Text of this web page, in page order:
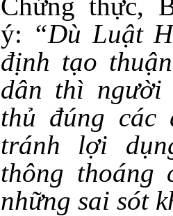
ý: “Dù Luật
định tạo
dân thì người
thủ đúng các
tránh lợi
thông thoáng
những sai sót